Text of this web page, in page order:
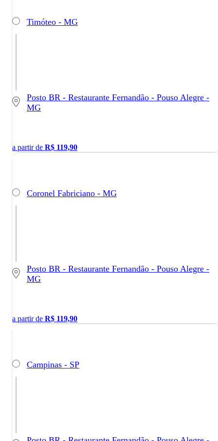
Timóteo - MG
Posto BR - Restaurante Fernandão - Pouso Alegre -
MG
a partir de R$ 119,90
Coronel Fabriciano - MG
Posto BR - Restaurante Fernandão - Pouso Alegre -
MG
a partir de R$ 119,90
Campinas - SP